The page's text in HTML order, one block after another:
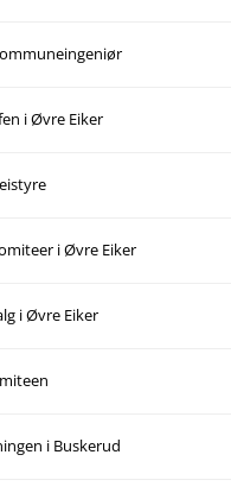
i Øvre Eiker
i Øvre Eiker
i Øvre Eiker
i Buskerud